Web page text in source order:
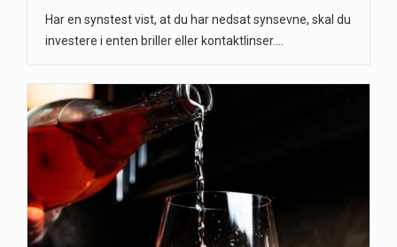
Har en synstest vist, at du har nedsat synsevne, skal du
investere i enten briller eller kontaktlinser.…